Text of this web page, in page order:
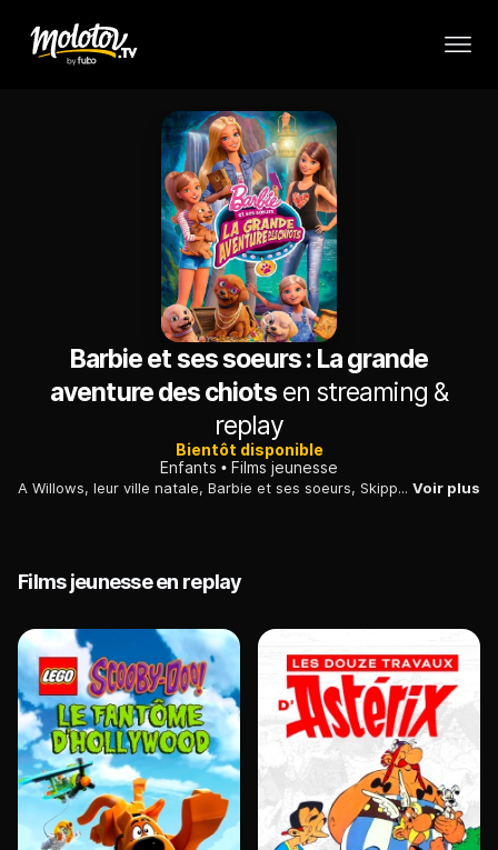
Barbie et ses soeurs : La grande
aventure des chiotsen streaming &
replay
Bientôt disponible
Enfants
Films jeunesse
A Willows, leur ville natale, Barbie et ses soeurs, Skipper, Stacie et Chelsea, accompagnées de leurs chiots, se lancent dans une grande chasse au trésor. Voir plus
Films jeunesse en replay